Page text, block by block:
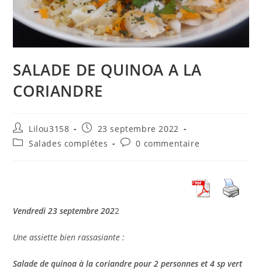
SALADE DE QUINOA A LA
CORIANDRE
Auteur/autrice
de
Lilou3158
Publication
publiée :
23 septembre 2022
PostSalades complétes
Commentaires
0 commentaire
Vendredi 23 septembre 2022
Une assiette bien rassasiante :
Salade de quinoa à la coriandre pour 2 personnes et 4 sp vert